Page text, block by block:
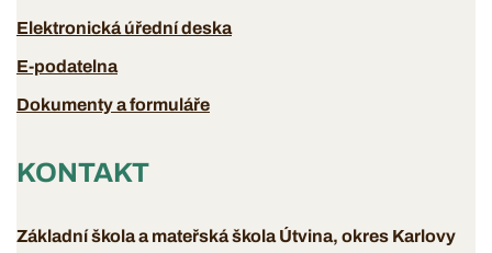
Elektronická úřední deska
E-podatelna
Dokumenty a formuláře
KONTAKT
Základní škola a mateřská škola Útvina, okres Karlovy